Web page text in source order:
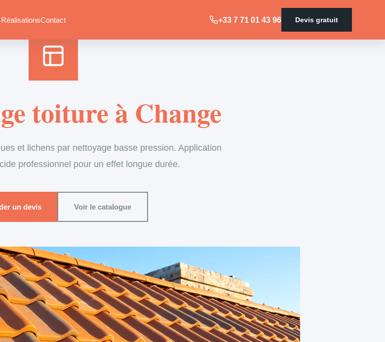
RéalisationsContact +33 7 71 01 43 96 Devis gratuit
toiture à Change
et lichens par nettoyage basse pression. Application
professionnel pour un effet longue durée.
un devis Voir le catalogue